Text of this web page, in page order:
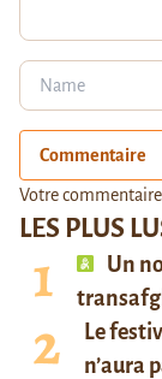
LES PLUS
Un
Le
n’aura
Commentaire
Votre